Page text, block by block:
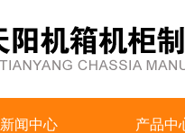
新闻中心 产品中